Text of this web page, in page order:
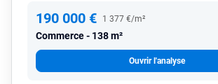
190 000 € 1 377 €/m²
Commerce 138 m²
Ouvrir l'analyse